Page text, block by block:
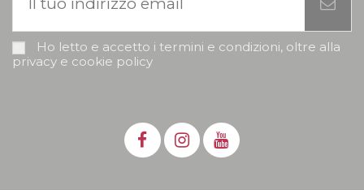
Ho letto e accetto i termini e condizioni, oltre alla
privacy e cookie policy